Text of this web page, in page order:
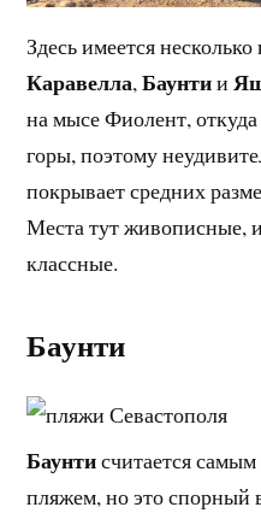
Здесь имеется
Каравелла,Баунтии
на мысе Фиолент,
горы, поэтому
покрывает средних
Места тут живописные,
классные.
Баунти
Баунтисчитается
пляжем, но это спорный